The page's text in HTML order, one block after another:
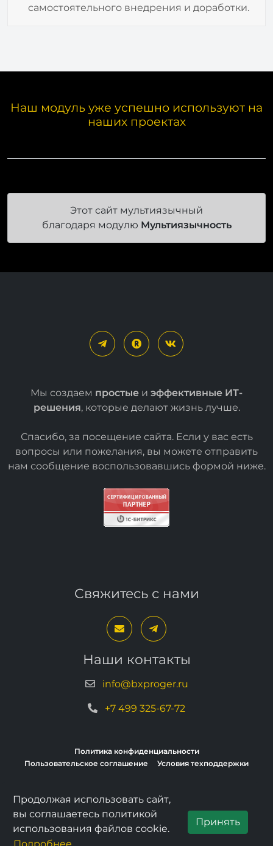
самостоятельного внедрения и доработки.
Наш модуль уже успешно используют на
наших проектах
Этот сайт мультиязычный
благодаря модулю Мультиязычность
Мы создаем простые и эффективные ИТ-
решения, которые делают жизнь лучше.
Спасибо, за посещение сайта. Если у вас есть
вопросы или пожелания, вы можете отправить
нам сообщение воспользовавшись формой ниже.
Свяжитесь с нами
Наши контакты
info@bxproger.ru
+7 499 325-67-72
Политика конфиденциальности
Пользовательское соглашение
Условия техподдержки
Copyright © 2013–2026, BXPROGER
Продолжая использовать сайт,
вы соглашаетесь политикой
использования файлов cookie.
Принять